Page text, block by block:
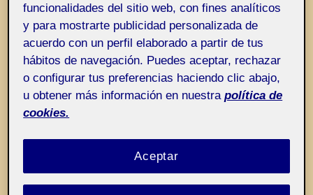
funcionalidades del sitio web, con fines analíticos
y para mostrarte publicidad personalizada de
acuerdo con un perfil elaborado a partir de tus
hábitos de navegación. Puedes aceptar, rechazar
o configurar tus preferencias haciendo clic abajo,
u obtener más información en nuestra política de
cookies.
Aceptar